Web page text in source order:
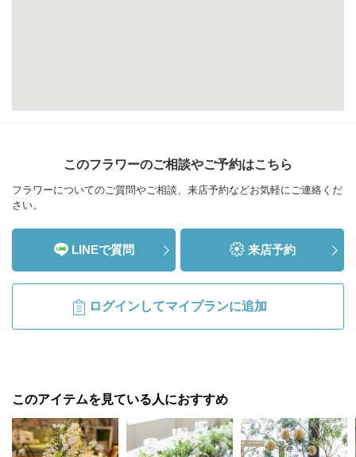
このフラワーのご相談やご予約はこちら
フラワーについてのご質問やご相談、来店予約などお気軽にご連絡くだ
さい。
LINEで質問 来店予約
ログインしてマイプランに追加
このアイテムを見ている人におすすめ